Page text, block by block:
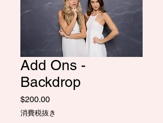
Add Ons -
Backdrop
$200.00価
格
消費税抜き